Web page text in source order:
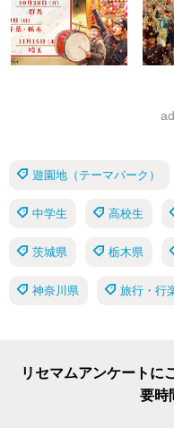
遊園地（テーマパーク）
中学生 高校生
茨城県 栃木県
神奈川県 旅行・行
リセマムアンケートに
要時